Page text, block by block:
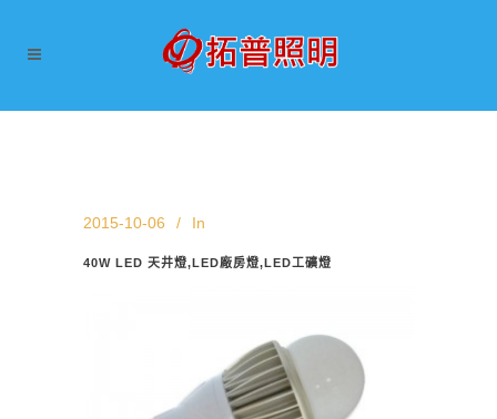
2015-10-06 In
40W LED 天井燈,LED廠房燈,LED工礦燈